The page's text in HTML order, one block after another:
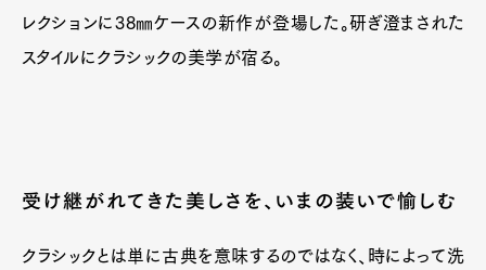
レクションに38㎜ケースの新作が登場した。研ぎ澄まされた
スタイルにクラシックの美学が宿る。
受け継がれてきた美しさを、いまの装いで愉しむ
クラシックとは単に古典を意味するのではなく、時によって洗